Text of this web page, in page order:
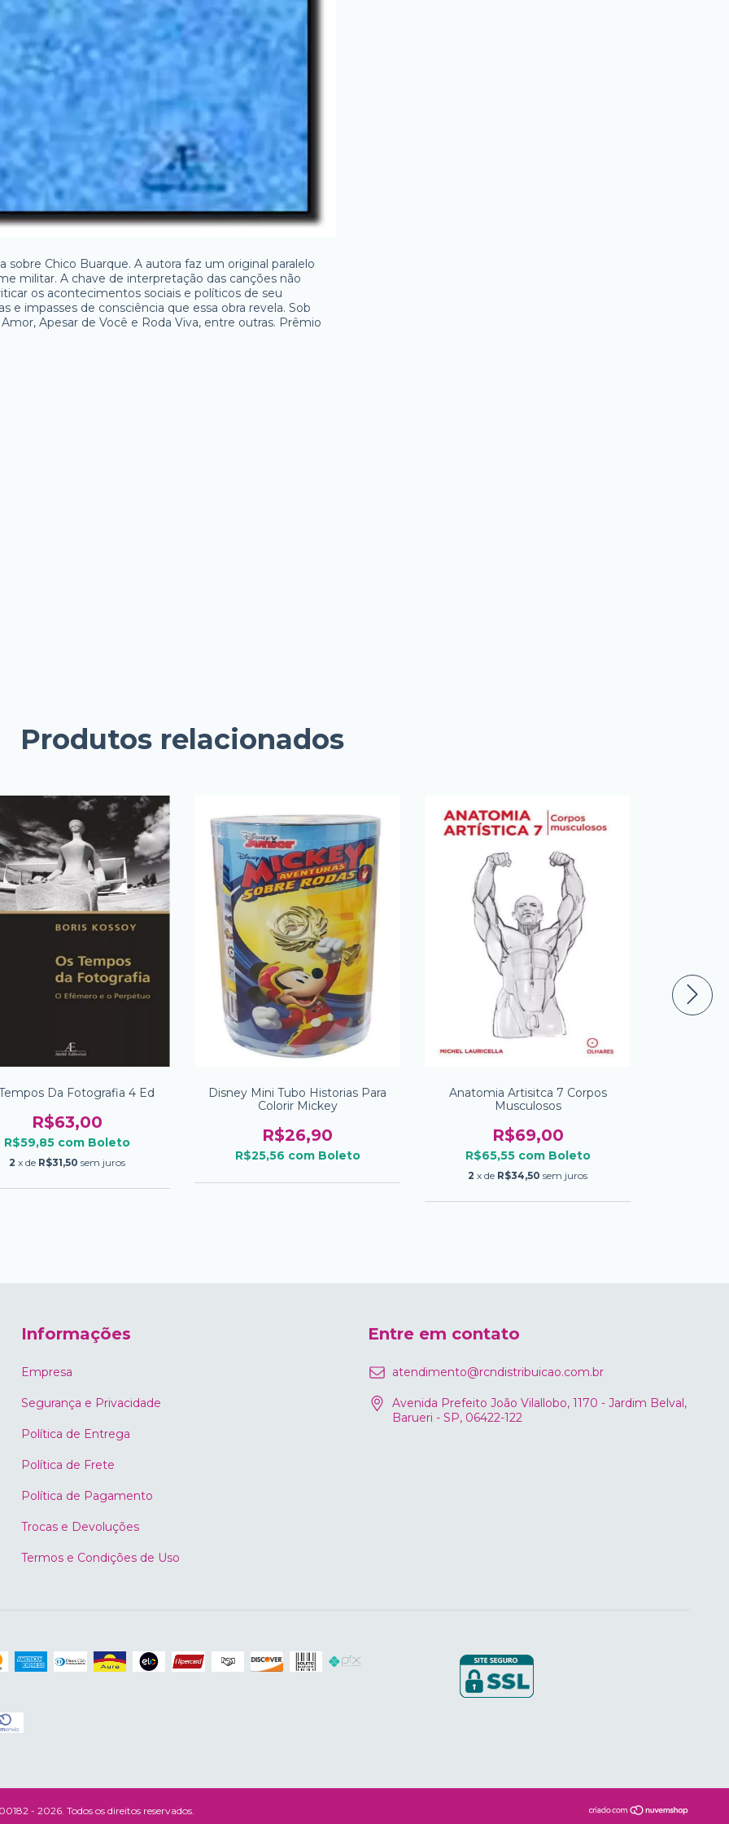
Chico Buarque. A autora faz um original paralelo
militar. A chave de interpretação das canções não
os acontecimentos sociais e políticos de seu
e impasses de consciência que essa obra revela. Sob
Apesar de Você e Roda Viva, entre outras. Prêmio
Produtos relacionados
Da Fotografia 4 Ed
R$63,00
R$59,85 com Boleto
2 x de R$31,50 sem juros
Disney Mini Tubo Historias Para
Colorir Mickey
R$26,90
R$25,56 com Boleto
Anatomia Artisitca 7 Corpos
Musculosos
R$69,00
R$65,55 com Boleto
2 x de R$34,50 sem juros
Informações
Empresa
Segurança e Privacidade
Política de Entrega
Política de Frete
Política de Pagamento
Trocas e Devoluções
Termos e Condições de Uso
Entre em contato
atendimento@rcndistribuicao.com.br
Avenida Prefeito João Vilallobo, 1170 - Jardim Belval,
Barueri - SP, 06422-122
- 2026. Todos os direitos reservados.